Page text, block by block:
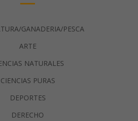
GANADERIA/PESCA
ARTE
NATURALES
CIENCIAS PURAS
DEPORTES
DERECHO